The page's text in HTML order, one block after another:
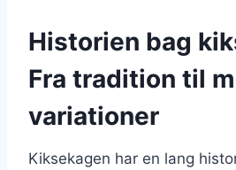
Historien bag
Fra tradition til
variationer
Kiksekagen har en lang